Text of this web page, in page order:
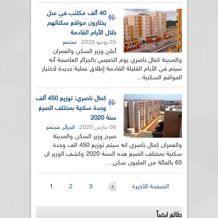
40 ألف مكتتب في عدل
يختارون مواقع سكناتهم
خلال الأيام القادمة
25 يونيو 2020 مجتمع
أعلن وزير السكن والعمران
والمدينة كمال ناصري يوم الخميس بالجزائر العاصمة أنه
سيتم في الأيام القليلة القادمة إطلاق عملية جديدة لاختيار
المواقع السكنية...
كمال ناصري: توزيع 450 ألف
وحدة سكنية بمختلف الصيغ
سنة 2020
06 مارس 2020 الجزائر, مجتمع
صرح وزير السكن والمدينة
والعمران كمال ناصري انه سيتم توزيع 450 الف وحدة
سكنية بمختلف الصيغ هذه السنة 2020 وكشف الوزير ان
65 بالمائة من المليون سكن...
الصفحات 1 2 3 الصفحة الأخيرة
طالع ايضاً